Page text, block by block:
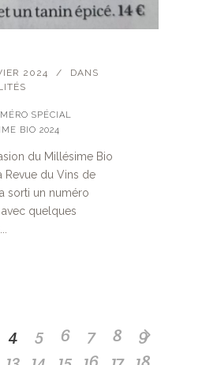
2024
DANS
SPÉCIAL
BIO 2024
du Millésime Bio
Revue du Vins de
sorti un numéro
quelques
4 5 6 7 8
9